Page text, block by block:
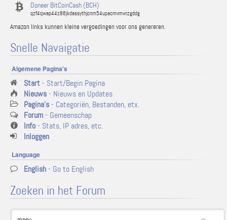
Doneer BitCoinCash (BCH)
qzf4qwap44z88jkdassythjcnm54upacmvmvnzgddg
Amazon links kunnen kleine vergoedingen voor ons genereren.
Snelle Navaigatie
Algemene Pagina's
Start- Start/Begin Pagina
Nieuws- Nieuws en Updates
Pagina's- Categoriën, Bestanden, etx.
Forum- Gemeenschap
Info- Stats, IP adres, etc.
Inloggen
Language
English- Go to English
Zoeken in het Forum